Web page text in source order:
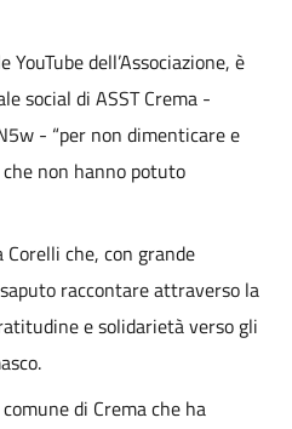
dell’Associazione, è
social di ASST Crema -
- “per non dimenticare e
non hanno potuto
Corelli che, con grande
raccontare attraverso la
e solidarietà verso gli
di Crema che ha